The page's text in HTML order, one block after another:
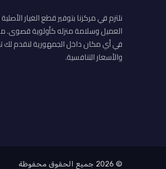
نلتزم في مركزنا بتوفير قطع الغيار
العميل وسلامة منزله كأولوية قصوى.
في أي مكان داخل الجمهورية لنقدم لك
والأسعار التنافسية.
© 2026 جميع الحقوق محفوظة